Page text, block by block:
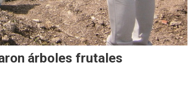
árboles frutales